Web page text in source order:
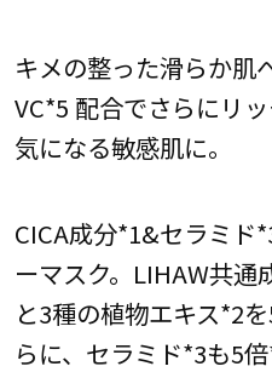
キメの整った滑らか肌
VC*5 配合でさらにリ
気になる敏感肌に。
CICA成分*1&セラミ
ーマスク。LIHAW共通
と3種の植物エキス*2
らに、セラミド*3も5